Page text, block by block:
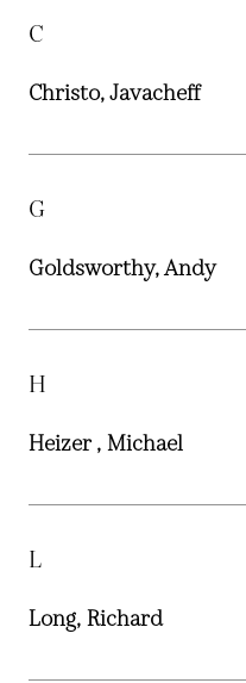
C
Christo, Javacheff
G
Goldsworthy, Andy
H
Heizer , Michael
L
Long, Richard